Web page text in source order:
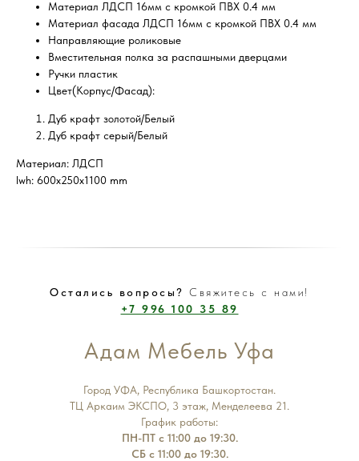
Материал ЛДСП 16мм с кромкой ПВХ 0.4 мм
Материал фасада ЛДСП 16мм с кромкой ПВХ 0.4 мм
Направляющие роликовые
Вместительная полка за распашными дверцами
Ручки пластик
Цвет(Корпус/Фасад):
Дуб крафт золотой/Белый
Дуб крафт серый/Белый
Материал: ЛДСП
lwh: 600x250x1100 mm
Остались вопросы?Свяжитесь с нами!
+7 996 100 35 89
Адам Мебель Уфа
Город УФА, Республика Башкортостан.
ТЦ Аркаим ЭКСПО, 3 этаж, Менделеева 21.
График работы:
ПН-ПТ с 11:00 до 19:30.
СБ с 11:00 до 19:30.